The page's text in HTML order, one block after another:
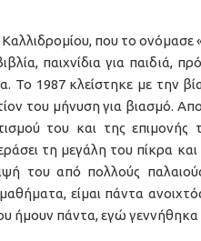
που το ονόμασε
παιχνίδια για παιδιά,
Το 1987 κλείστηκε με την
του μήνυση για βιασμό.
του και της επιμονής
τη μεγάλη του πίκρα
του από πολλούς
είμαι πάντα
ήμουν πάντα, εγώ γεννήθηκα